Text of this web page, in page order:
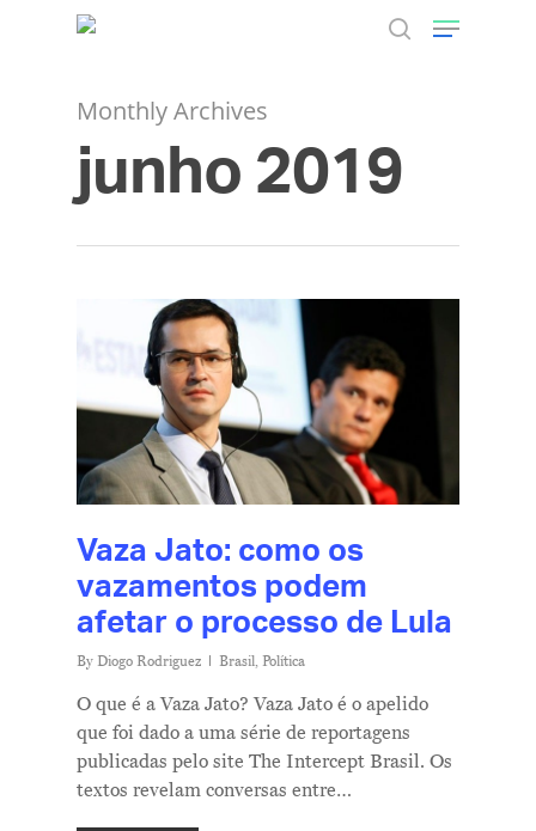
Hit enter to search or ESC to close
Monthly Archives
junho 2019
Vaza Jato: como os
vazamentos podem
afetar o processo de Lula
By Diogo Rodriguez Brasil, Política
O que é a Vaza Jato? Vaza Jato é o apelido
que foi dado a uma série de reportagens
publicadas pelo site The Intercept Brasil. Os
textos revelam conversas entre…